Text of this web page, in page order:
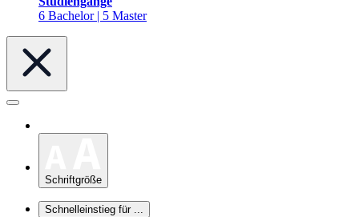
6 Bachelor | 5 Master
Schriftgröße
Schnelleinstieg für ...